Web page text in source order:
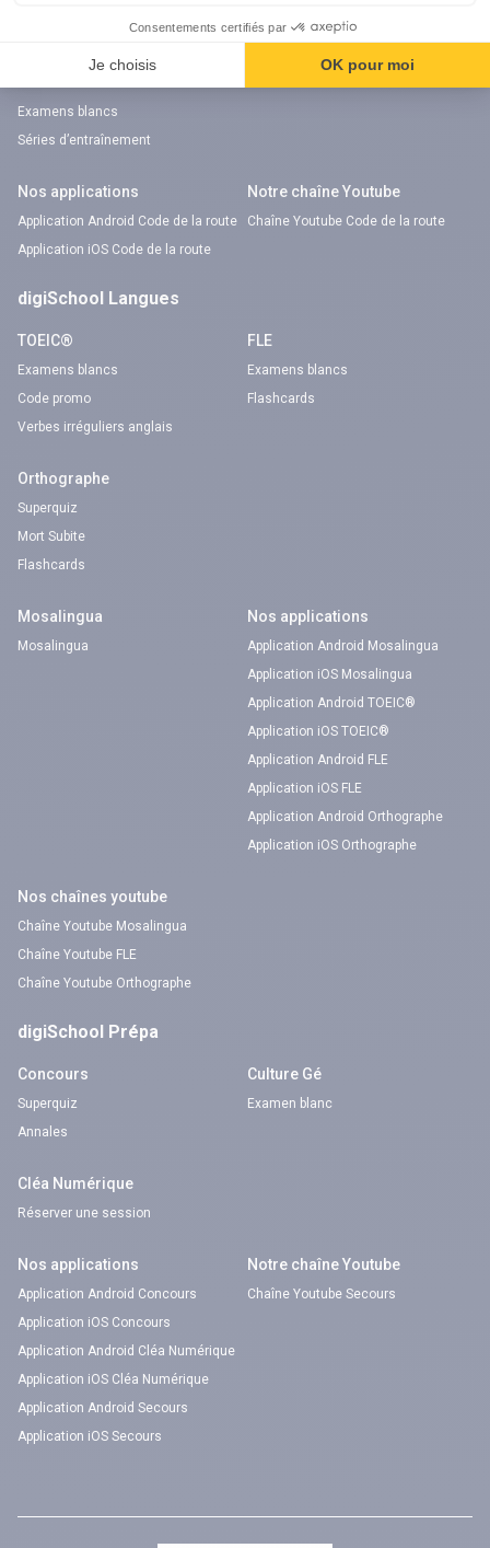
Code gratuit
Examens blancs
Séries d’entraînement
Nos applications
Application Android Code de la route
Application iOS Code de la route
Notre chaîne Youtube
Chaîne Youtube Code de la route
digiSchool Langues
TOEIC®
Examens blancs
Code promo
Verbes irréguliers anglais
FLE
Examens blancs
Flashcards
Orthographe
Superquiz
Mort Subite
Flashcards
Mosalingua
Mosalingua
Nos applications
Application Android Mosalingua
Application iOS Mosalingua
Application Android TOEIC®
Application iOS TOEIC®
Application Android FLE
Application iOS FLE
Application Android Orthographe
Application iOS Orthographe
Nos chaînes youtube
Chaîne Youtube Mosalingua
Chaîne Youtube FLE
Chaîne Youtube Orthographe
digiSchool Prépa
Concours
Superquiz
Annales
Culture Gé
Examen blanc
Cléa Numérique
Réserver une session
Nos applications
Application Android Concours
Application iOS Concours
Application Android Cléa Numérique
Application iOS Cléa Numérique
Application Android Secours
Application iOS Secours
Notre chaîne Youtube
Chaîne Youtube Secours